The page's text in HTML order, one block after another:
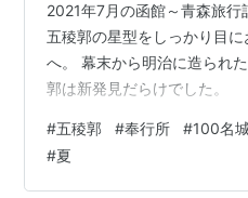
2021年7月の函館～青森旅行
五稜郭の星型をしっかり目
へ。 幕末から明治に造られ
郭は新発見だらけでした。
#五稜郭 #奉行所 #100名
#夏